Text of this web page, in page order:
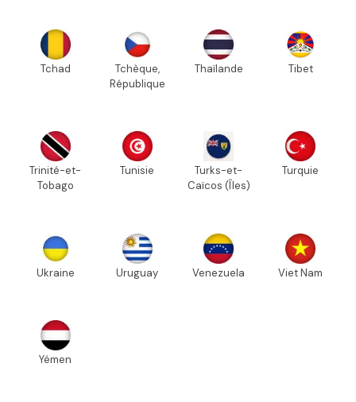
Tchad
Tchèque,
République
Thaïlande Tibet
Trinité-et-
Tobago
Tunisie
Turks-et-
Caïcos (Îles)
Turquie
Ukraine Uruguay Venezuela Viet Nam
Yémen